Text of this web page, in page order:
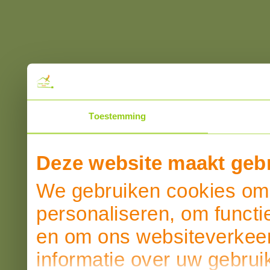
Toestemming
Deze website maakt
We gebruiken cookies
personaliseren, om
en om ons
informatie over uw